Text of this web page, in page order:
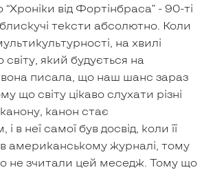
від Фортінбраса” - 90-ті
тексти абсолютно. Коли
на хвилі
який будується на
вона писала, що наш шанс зараз
що світу цікаво слухати різні
канон стає
в неї самої був досвід, коли її
в американському журналі, тому
не зчитали цей меседж. Тому що